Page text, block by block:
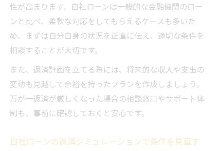
性が高まります。自社ローンは一般的な金融機関のロー
ンと比べ、柔軟な対応をしてもらえるケースも多いた
め、まずは自分自身の状況を正直に伝え、適切な条件を
相談することが大切です。
また、返済計画を立てる際には、将来的な収入や支出の
変動も見越して余裕を持ったプランを作成しましょう。
万が一返済が厳しくなった場合の相談窓口やサポート体
制も、事前に確認しておくと安心です。
自社ローンの返済シミュレーションで条件を見直す